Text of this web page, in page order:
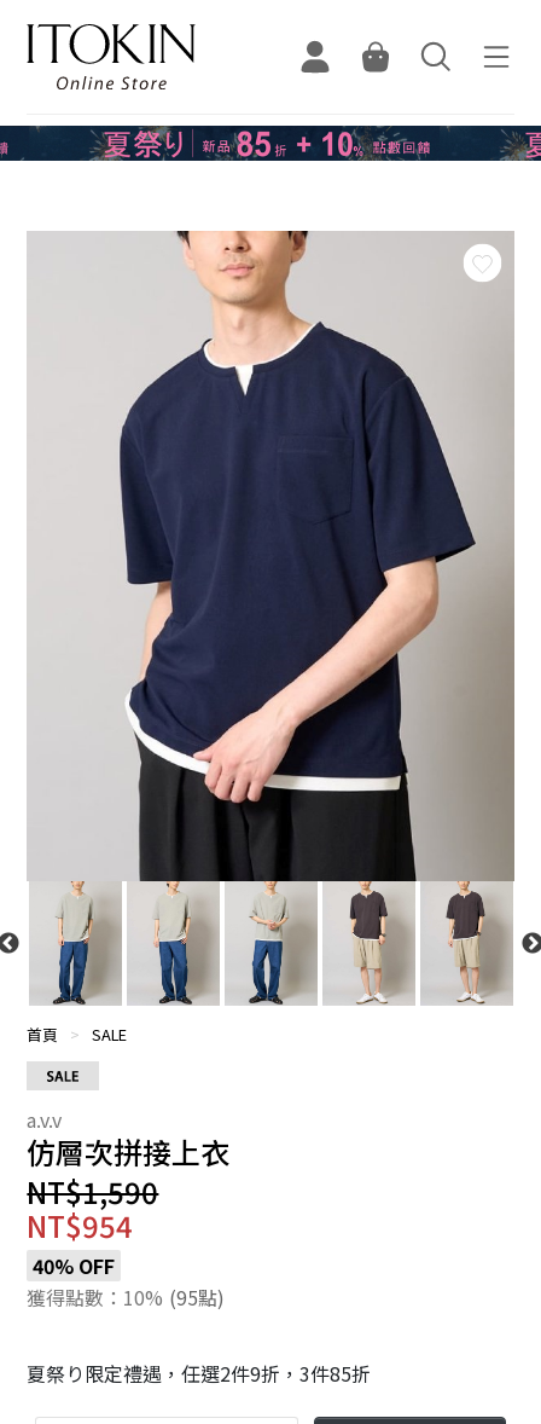
首頁 > SALE
仿層次拼接上衣
NT$1,590
NT$954
40% OFF
獲得點數：10% (95點)
夏祭り限定禮遇，任選2件9折，3件85折